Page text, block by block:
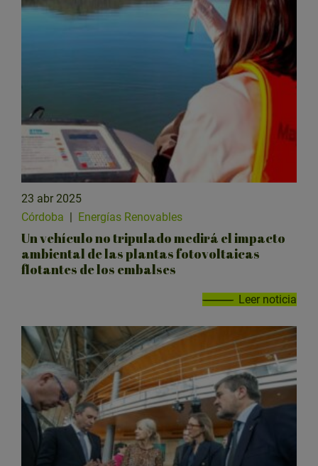
23 abr 2025
Córdoba | Energías Renovables
Un vehículo no tripulado medirá el impacto
ambiental de las plantas fotovoltaicas
flotantes de los embalses
Leer noticia